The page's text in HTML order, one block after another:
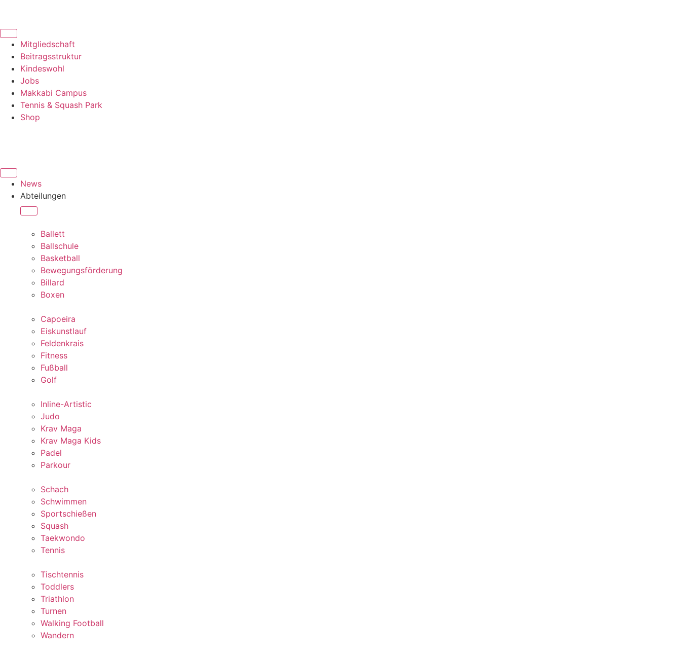
Mitgliedschaft
Beitragsstruktur
Kindeswohl
Jobs
Makkabi Campus
Tennis & Squash Park
Shop
News
Abteilungen
Ballett
Ballschule
Basketball
Bewegungsförderung
Billard
Boxen
Capoeira
Eiskunstlauf
Feldenkrais
Fitness
Fußball
Golf
Inline-Artistic
Judo
Krav Maga
Krav Maga Kids
Padel
Parkour
Schach
Schwimmen
Sportschießen
Squash
Taekwondo
Tennis
Tischtennis
Toddlers
Triathlon
Turnen
Walking Football
Wandern